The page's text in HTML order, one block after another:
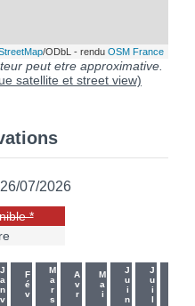
/ODbL - rendu OSM France
peut etre approximative.
satellite et street view)
07/2026
*
Janv Fév Mars Avr Mai Juin Juil